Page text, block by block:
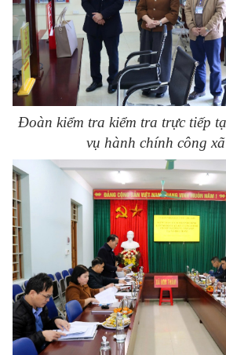
Đoàn kiểm tra kiểm tra trực tiếp
vụ hành chính công